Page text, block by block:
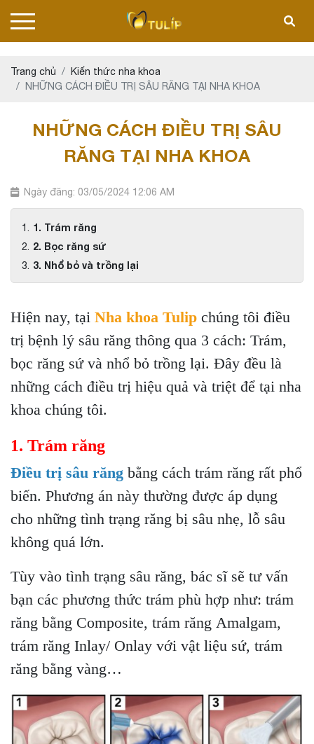
Trang chủ
Kiến thức nha khoa
NHỮNG CÁCH ĐIỀU TRỊ SÂU RĂNG TẠI NHA KHOA
NHỮNG CÁCH ĐIỀU TRỊ SÂU
RĂNG TẠI NHA KHOA
Ngày đăng: 03/05/2024 12:06 AM
1. Trám răng
2. Bọc răng sứ
3. Nhổ bỏ và trồng lại
Hiện nay, tại Nha khoa Tulip chúng tôi điều
trị bệnh lý sâu răng thông qua 3 cách: Trám,
bọc răng sứ và nhổ bỏ trồng lại. Đây đều là
những cách điều trị hiệu quả và triệt để tại nha
khoa chúng tôi.
1. Trám răng
Điều trị sâu răng bằng cách trám răng rất phổ
biến. Phương án này thường được áp dụng
cho những tình trạng răng bị sâu nhẹ, lỗ sâu
không quá lớn.
Tùy vào tình trạng sâu răng, bác sĩ sẽ tư vấn
bạn các phương thức trám phù hợp như: trám
răng bằng Composite, trám răng Amalgam,
trám răng Inlay/ Onlay với vật liệu sứ, trám
răng bằng vàng…